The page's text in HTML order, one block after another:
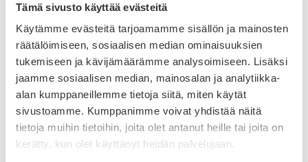
Tämä sivusto käyttää evästeitä
Käytämme evästeitä tarjoamamme sisällön ja mainosten
räätälöimiseen, sosiaalisen median ominaisuuksien
tukemiseen ja kävijämäärämme analysoimiseen. Lisäksi
jaamme sosiaalisen median, mainosalan ja analytiikka-
alan kumppaneillemme tietoja siitä, miten käytät
sivustoamme. Kumppanimme voivat yhdistää näitä
tietoja muihin tietoihin, joita olet antanut heille tai joita on
kerätty, kun olet käyttänyt heidän palvelujaan.